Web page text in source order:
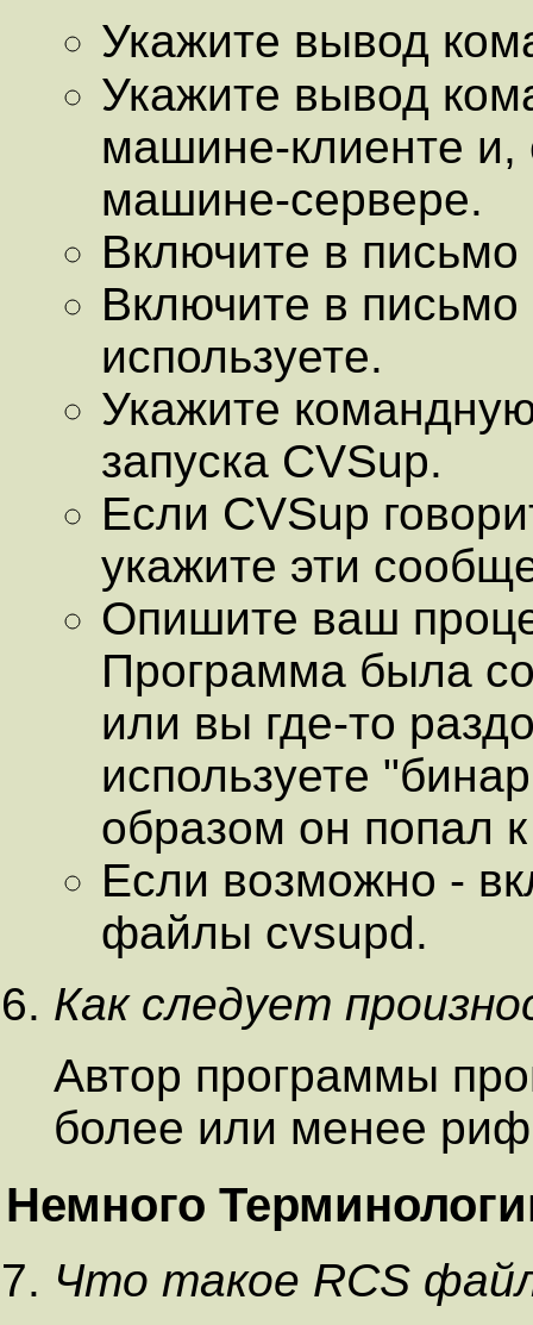
Укажите вывод
Укажите вывод
машине-клиенте и,
машине-сервере.
Включите в
Включите в
используете.
Укажите
запуска CVSup.
Если CVSup
укажите эти
Опишите ваш
Программа была
или вы где-то
используете
образом он попал
Если возможно -
файлы cvsupd.
Как следует
Автор программы
более или менее
Немного
Что такое RCS